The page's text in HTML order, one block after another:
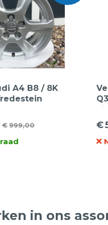
A4 B8 / 8K
€999,00
S-
€
in ons